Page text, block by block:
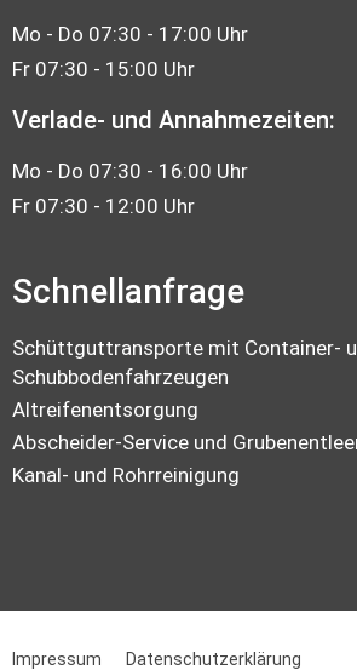
Mo - Do 07:30 - 17:00 Uhr
Fr 07:30 - 15:00 Uhr
Verlade- und Annahmezeiten:
Mo - Do 07:30 - 16:00 Uhr
Fr 07:30 - 12:00 Uhr
Schnellanfrage
Schüttguttransporte mit Container-
Schubbodenfahrzeugen
Altreifenentsorgung
Abscheider-Service und
Kanal- und Rohrreinigung
Impressum Datenschutzerklärung